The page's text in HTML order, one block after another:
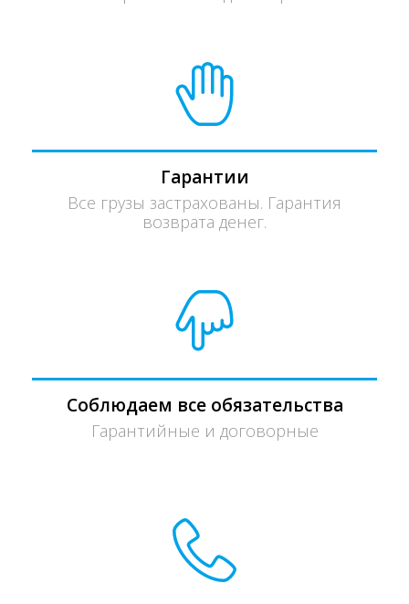
Гарантии
Все грузы застрахованы. Гарантия
возврата денег.
Соблюдаем все обязательства
Гарантийные и договорные